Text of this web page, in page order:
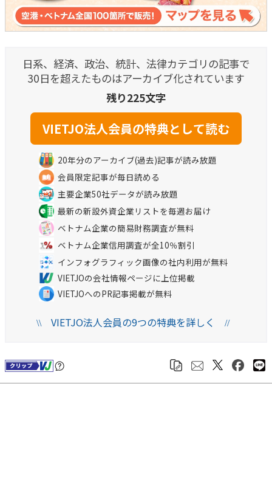
日系、経済、政治、統計、法律カテゴリの記事で
30日を超えたものはアーカイブ化されています
残り225文字
20年分のアーカイブ(過去)記事が読み放題
会員限定記事が毎日読める
主要企業50社データが読み放題
最新の新設外資企業リストを毎週お届け
ベトナム企業の簡易財務調査が無料
ベトナム企業信用調査が全10％割引
インフォグラフィック画像の社内利用が無料
VIETJOの会社情報ページに上位掲載
VIETJOへのPR記事掲載が無料
\\VIETJO法人会員の9つの特典を詳しく //